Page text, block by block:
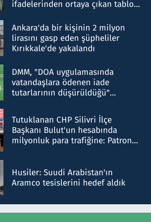
ifadelerinden ortaya çıkan tablo
Ankara'da bir kişinin 2 milyon
lirasını gasp eden şüpheliler
Kırıkkale'de yakalandı
DMM, "DOA uygulamasında
vatandaşlara ödenen iade
tutarlarının düşürüldüğü"
Tutuklanan CHP Silivri İlçe
Başkanı Bulut'un hesabında
milyonluk para trafiğine: Patron
Husiler: Suudi Arabistan'ın
Aramco tesislerini hedef aldık